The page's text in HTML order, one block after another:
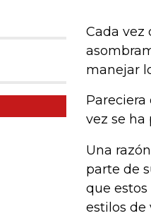
Cada vez
manejar
Pareciera
vez se ha
Una
parte de
que
estilos